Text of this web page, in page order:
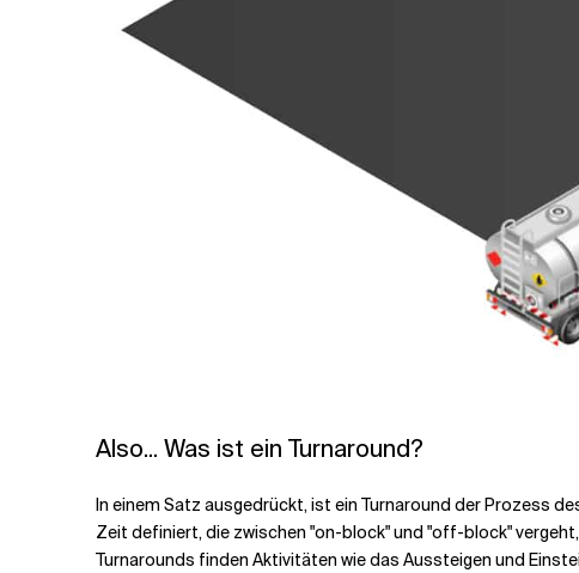
Also... Was ist ein Turnaround?
In einem Satz ausgedrückt, ist ein Turnaround der Prozess
Zeit definiert, die zwischen "on-block" und "off-block"
Turnarounds finden Aktivitäten wie das Aussteigen und